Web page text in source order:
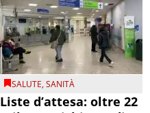
SALUTE,SANITÀ
Liste d’attesa: oltre 22